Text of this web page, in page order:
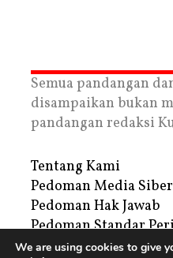
Semua pandangan
disampaikan bukan
pandangan redaksi
Tentang Kami
Pedoman Media Siber
Pedoman Hak Jawab
Pedoman Standar
Privacy Policy
We are using cookies to give